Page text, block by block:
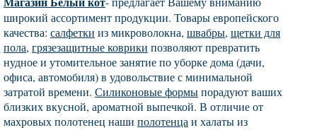
широкий ассортимент продукции. Товары европейского
качества: салфетки из микроволокна, швабры, щетки для
пола, грязезащитные коврики позволяют превратить
нудное и утомительное занятие по уборке дома (дачи,
офиса, автомобиля) в удовольствие с минимальной
затратой времени. Силиконовые формыпорадуют ваших
близких вкусной, ароматной выпечкой. В отличие от
махровых полотенец наши полотенцаи халаты из